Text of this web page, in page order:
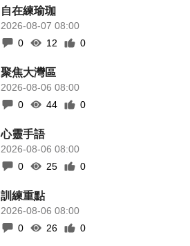
自在練瑜珈
2026-08-07 08:00
0
12 0
聚焦大灣區
2026-08-06 08:00
0
44 0
心靈手語
2026-08-06 08:00
0
25 0
訓練重點
2026-08-06 08:00
0
26 0